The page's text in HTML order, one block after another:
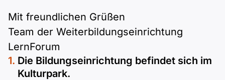
Mit freundlichen Grüßen
Team der Weiterbildungseinrichtung
LernForum
Die Bildungseinrichtung befindet sich im
Kulturpark.